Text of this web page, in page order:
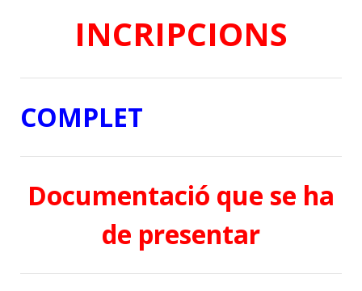
INCRIPCIONS
COMPLET
Documentació que se ha
de presentar